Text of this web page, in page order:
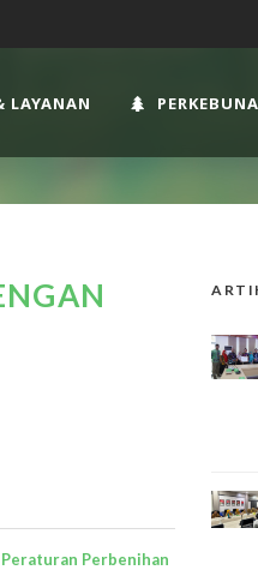
LAYANAN
Perbenihan